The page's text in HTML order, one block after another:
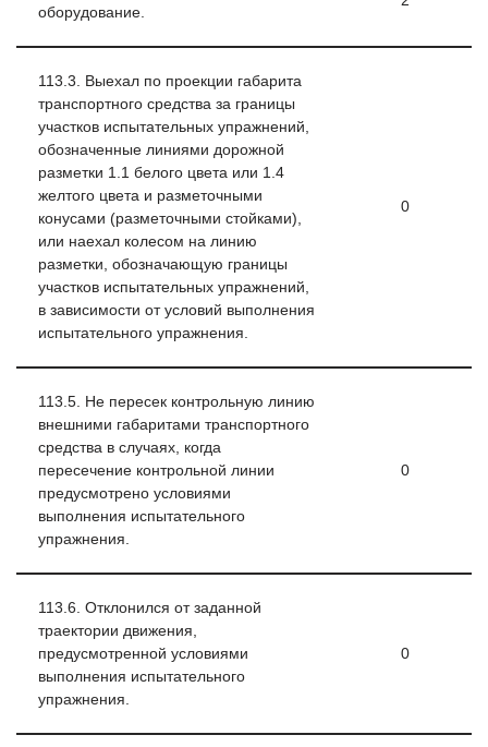
оборудование.
113.3. Выехал по проекции габарита
транспортного средства за границы
участков испытательных упражнений,
обозначенные линиями дорожной
разметки 1.1 белого цвета или 1.4
желтого цвета и разметочными
конусами (разметочными стойками),
или наехал колесом на линию
разметки, обозначающую границы
участков испытательных упражнений,
в зависимости от условий выполнения
испытательного упражнения.
0
113.5. Не пересек контрольную линию
внешними габаритами транспортного
средства в случаях, когда
пересечение контрольной линии
предусмотрено условиями
выполнения испытательного
упражнения.
0
113.6. Отклонился от заданной
траектории движения,
предусмотренной условиями
выполнения испытательного
упражнения.
0